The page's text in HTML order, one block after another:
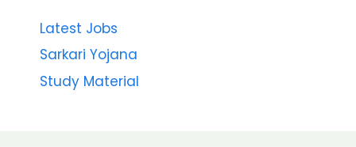
Latest Jobs
Sarkari Yojana
Study Material